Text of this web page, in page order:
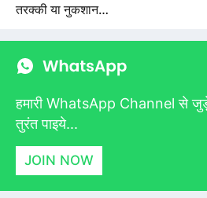
तरक्की या नुकशान…
हमारी WhatsApp Channel से
तुरंत पाइये...
JOIN NOW